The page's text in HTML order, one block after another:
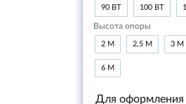
90 ВТ 100 ВТ
Высота опоры
2 М 2,5 М 3 М
6 М
Для оформления